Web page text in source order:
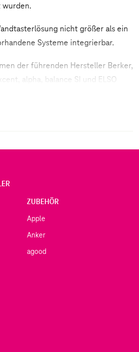
nicht größer als ein
Systeme integrierbar.
der führenden Hersteller Berker,
alpha, balance SI und ELSO
ZUBEHÖR
Apple
Anker
agood